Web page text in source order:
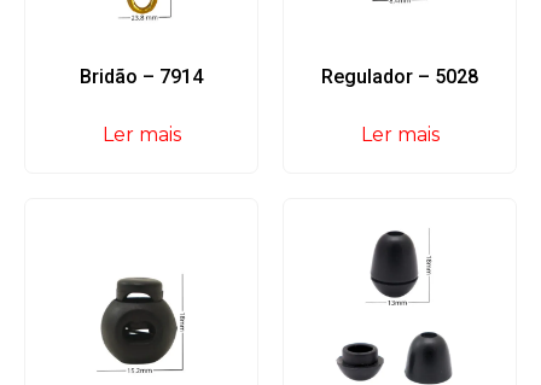
Bridão – 7914
Ler mais
Regulador – 5028
Ler mais